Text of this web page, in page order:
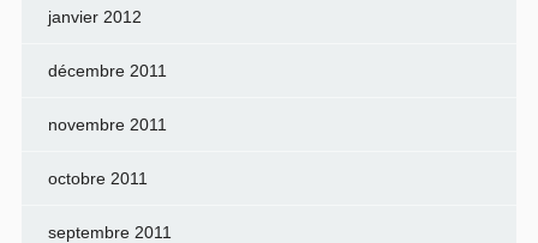
janvier 2012
décembre 2011
novembre 2011
octobre 2011
septembre 2011